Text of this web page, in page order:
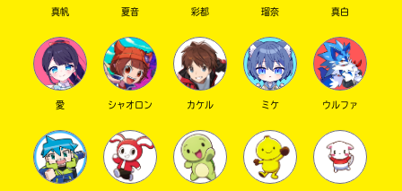
真帆 夏音 彩都 瑠奈 真白
愛 シャオロン カケル ミケ ウルファ